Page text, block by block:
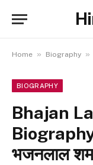
Home » Biography »
BIOGRAPHY
Bhajan
Biography
भजनलाल